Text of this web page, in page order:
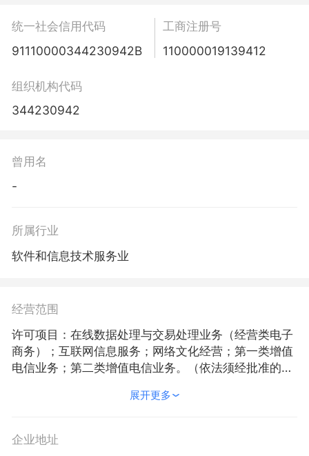
统一社会信用代码
91110000344230942B
工商注册号
110000019139412
组织机构代码
344230942
曾用名
-
所属行业
软件和信息技术服务业
经营范围
许可项目：在线数据处理与交易处理业务（经营类电子
商务）；互联网信息服务；网络文化经营；第一类增值
电信业务；第二类增值电信业务。（依法须经批准的项
目以相关部门批准文件或许可证件为准）一般项目：软
技术转让、技术推广；计算机系统服务；信息系统集成
展开更多
企业地址